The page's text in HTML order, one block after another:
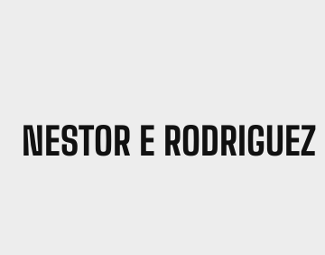
NESTOR E RODRIGUEZ